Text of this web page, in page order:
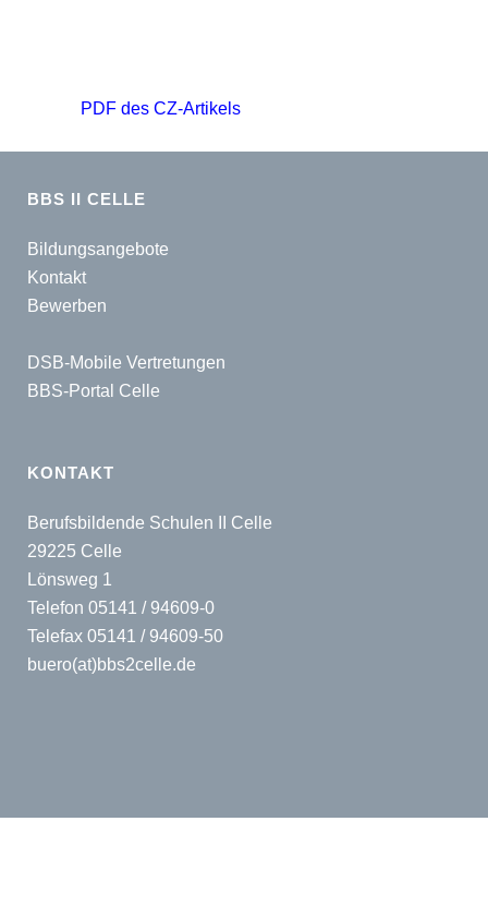
PDF des CZ-Artikels
BBS II CELLE
Bildungsangebote
Kontakt
Bewerben
DSB-Mobile Vertretungen
BBS-Portal Celle
KONTAKT
Berufsbildende Schulen II Celle
29225 Celle
Lönsweg 1
Telefon 05141 / 94609-0
Telefax 05141 / 94609-50
buero(at)bbs2celle.de